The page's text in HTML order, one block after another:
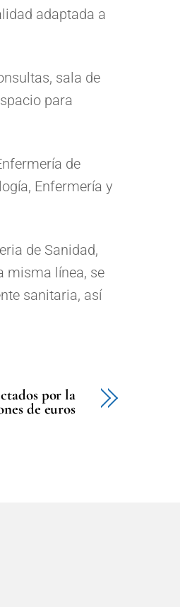
adaptada a
sala de
para
de
Enfermería y
de Sanidad,
misma línea, se
sanitaria, así
por la
de euros